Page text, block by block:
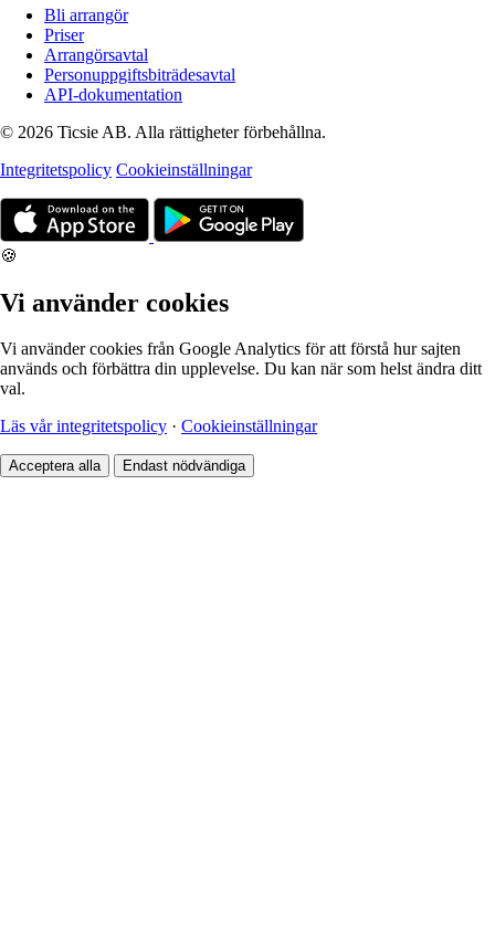
Bli arrangör
Priser
Arrangörsavtal
Personuppgiftsbiträdesavtal
API-dokumentation
© 2026 Ticsie AB. Alla rättigheter förbehållna.
Integritetspolicy Cookieinställningar
🍪
Vi använder cookies
Vi använder cookies från Google Analytics för att förstå hur sajten
används och förbättra din upplevelse. Du kan när som helst ändra ditt
val.
Läs vår integritetspolicy · Cookieinställningar
Acceptera alla Endast nödvändiga